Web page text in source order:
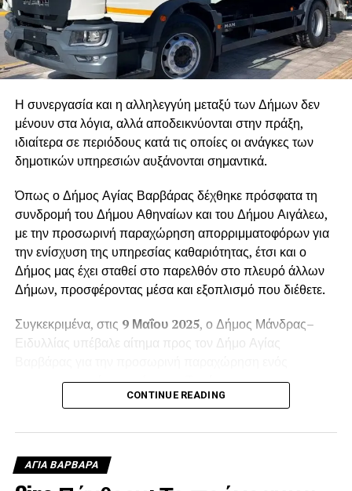
Η συνεργασία και η αλληλεγγύη μεταξύ των Δήμων δεν
μένουν στα λόγια, αλλά αποδεικνύονται στην πράξη,
ιδιαίτερα σε περιόδους κατά τις οποίες οι ανάγκες των
δημοτικών υπηρεσιών αυξάνονται σημαντικά.
Όπως ο Δήμος Αγίας Βαρβάρας δέχθηκε πρόσφατα τη
συνδρομή του Δήμου Αθηναίων και του Δήμου Αιγάλεω,
με την προσωρινή παραχώρηση απορριμματοφόρων για
την ενίσχυση της υπηρεσίας καθαριότητας, έτσι και ο
Δήμος μας έχει σταθεί στο παρελθόν στο πλευρό άλλων
Δήμων, προσφέροντας μέσα και εξοπλισμό που διέθετε.
Συγκεκριμένα, στις 9 Μαΐου 2025, ο Δήμος Μάνδρας–
Ειδυλλίας υπέβαλε αίτημα προς τον Δήμο Αγίας
απορριμματοφόρου οχήματος. Το αίτημα
πρωτοκολλήθηκε στις12 Μαΐου 2025, με αριθμό
αυξημένων αναγκών τηςΔημοτικής Ενότητας Βιλίων
κατά τη θερινή περίοδο.
CONTINUE READING
ΑΓΙΑ ΒΑΡΒΑΡΑ